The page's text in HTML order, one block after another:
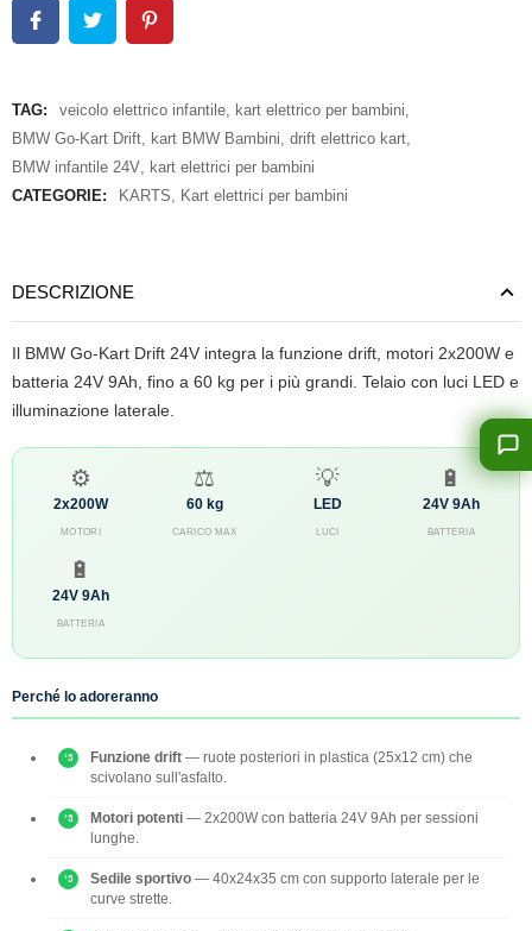
TAG: veicolo elettrico infantile kart elettrico per bambini
BMW Go-Kart Drift
kart BMW Bambini drift elettrico kart
BMW infantile 24V
kart elettrici per bambini
CATEGORIE:
KARTS Kart elettrici per bambini
DESCRIZIONE
Il BMW Go-Kart Drift 24V integra la funzione drift, motori 2x200W e
batteria 24V 9Ah, fino a 60 kg per i più grandi. Telaio con luci LED e
illuminazione laterale.
⚙️
2x200W
MOTORI
⚖️
60 kg
CARICO MAX
💡
LED
LUCI
🔋
24V 9Ah
BATTERIA
🔋
24V 9Ah
BATTERIA
Perché lo adoreranno
Funzione drift — ruote posteriori in plastica (25x12 cm) che
scivolano sull'asfalto.
Motori potenti — 2x200W con batteria 24V 9Ah per sessioni
lunghe.
Sedile sportivo — 40x24x35 cm con supporto laterale per le
curve strette.